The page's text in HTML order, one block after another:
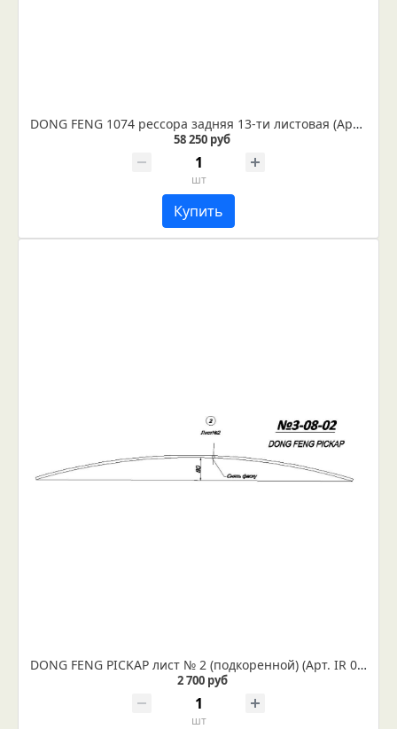
DONG FENG 1074 рессора задняя 13-ти листовая (Арт. IR 03-04)
58 250 руб
шт
Купить
DONG FENG PICKAP лист № 2 (подкоренной) (Арт. IR 03-08-02)
2 700 руб
шт